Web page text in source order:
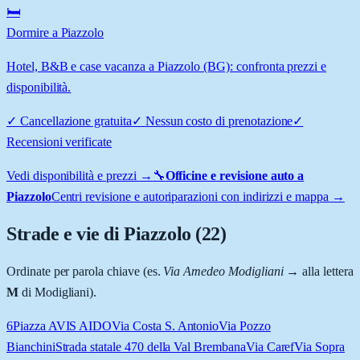
🛏️
Dormire a Piazzolo
Hotel, B&B e case vacanza a Piazzolo (BG): confronta prezzi e
disponibilità.
✓ Cancellazione gratuita✓ Nessun costo di prenotazione✓
Recensioni verificate
Vedi disponibilità e prezzi → 🔧Officine e revisione auto a
PiazzoloCentri revisione e autoriparazioni con indirizzi e mappa →
Strade e vie diPiazzolo (22)
Ordinate per parola chiave (es. Via Amedeo Modigliani→ alla lettera
Mdi Modigliani).
6Piazza AVIS AIDOVia Costa S. AntonioVia Pozzo
BianchiniStrada statale 470 della Val BrembanaVia CarefVia Sopra